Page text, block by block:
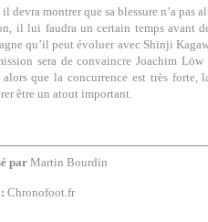
devra montrer que sa blessure n’a pas
il lui faudra un certain temps avant
qu’il peut évoluer avec Shinji
sera de convaincre Joachim
que la concurrence est très forte,
être un atout important.
parMartin Bourdin
Chronofoot.fr